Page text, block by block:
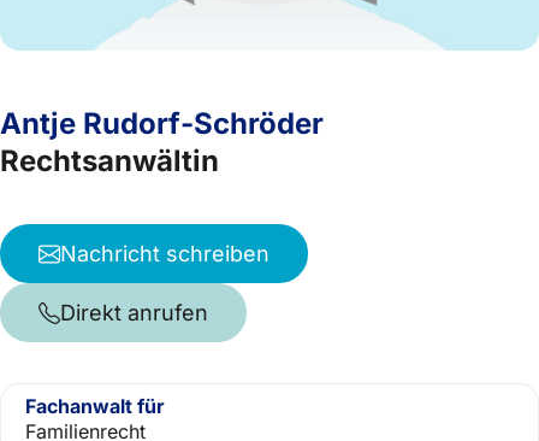
Antje Rudorf-Schröder
Rechtsanwältin
Nachricht schreiben
Direkt anrufen
Fachanwalt für
Familienrecht